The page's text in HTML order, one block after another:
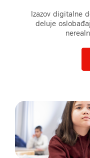
Izazov digitalne
deluje